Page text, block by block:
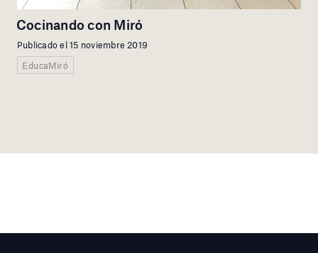
Cocinando con Miró
Publicado el 15 noviembre 2019
EducaMiró